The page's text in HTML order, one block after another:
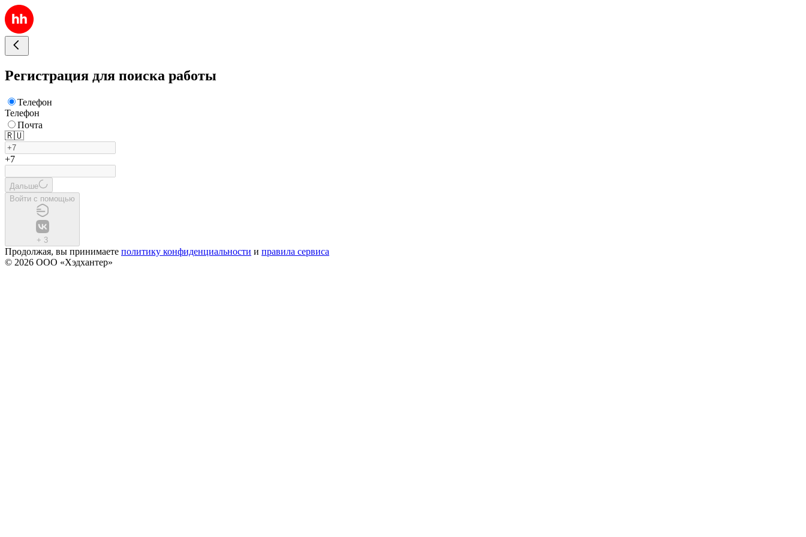
Регистрация для поиска работы
Телефон
Телефон
Почта
🇷🇺
+7
Дальше
Войти с помощью
+ 3
Продолжая, вы принимаете политику конфиденциальности и правила сервиса
© 2026 ООО «Хэдхантер»